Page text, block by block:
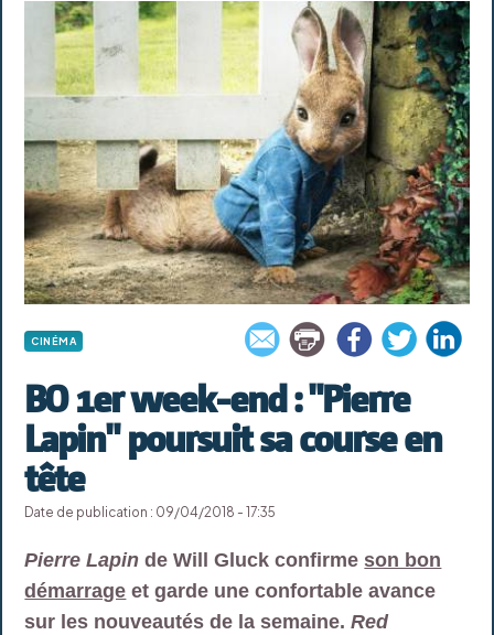
CINÉMA
BO 1er week-end : "Pierre
Lapin" poursuit sa course en
tête
Date de publication : 09/04/2018 - 17:35
Pierre Lapin de Will Gluck confirmeson bon
démarrage et garde une confortable avance
sur les nouveautés de la semaine.Red